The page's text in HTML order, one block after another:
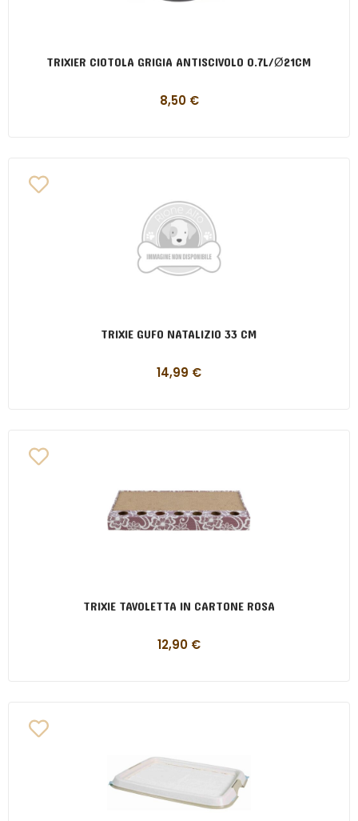
TRIXIER CIOTOLA GRIGIA ANTISCIVOLO 0.7L/Ø21CM
8,50 €
TRIXIE GUFO NATALIZIO 33 CM
14,99 €
TRIXIE TAVOLETTA IN CARTONE ROSA
12,90 €